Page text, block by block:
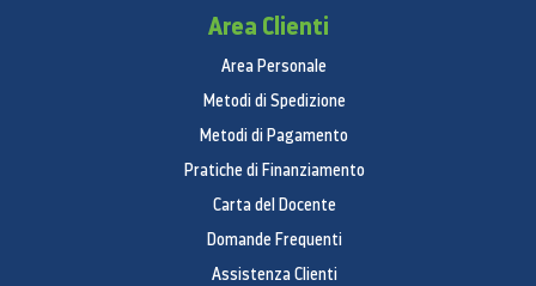
Area Clienti
Area Personale
Metodi di Spedizione
Metodi di Pagamento
Pratiche di Finanziamento
Carta del Docente
Domande Frequenti
Assistenza Clienti